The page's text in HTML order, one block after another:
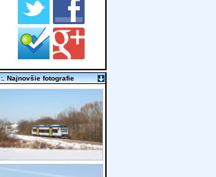
:. Najnovšie fotografie